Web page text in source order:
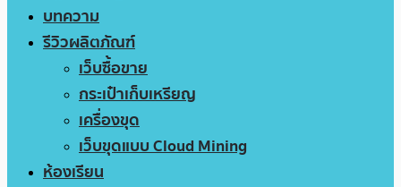
บทความ
รีวิวผลิตภัณฑ์
เว็บซื้อขาย
กระเป๋าเก็บเหรียญ
เครื่องขุด
เว็บขุดแบบ Cloud Mining
ห้องเรียน